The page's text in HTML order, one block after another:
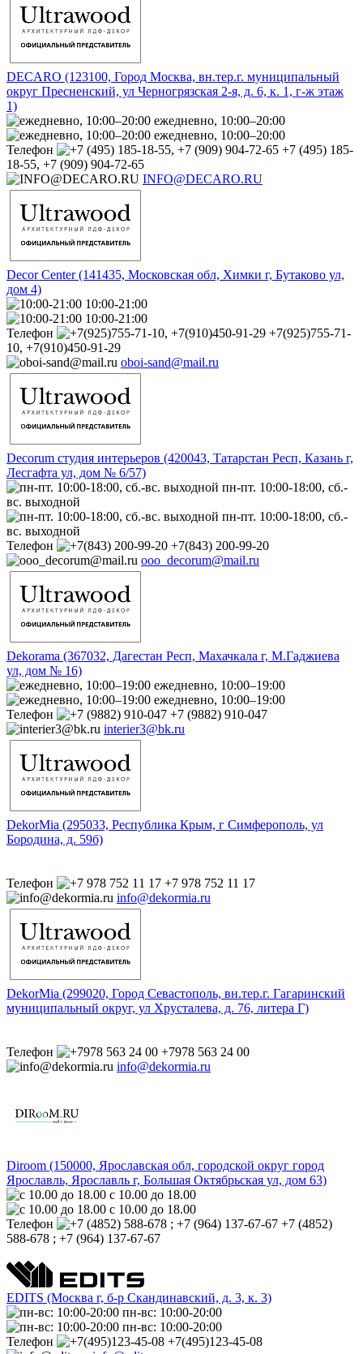
DECARO (123100, Город Москва, вн.тер.г. муниципальный
округ Пресненский, ул Черногрязская 2-я, д. 6, к. 1, г-ж этаж
1)
ежедневно, 10:00–20:00
ежедневно, 10:00–20:00
Телефон
+7 (495) 185-
18-55, +7 (909) 904-72-65
INFO@DECARO.RU
Decor Center (141435, Московская обл, Химки г, Бутаково ул,
дом 4)
10:00-21:00
10:00-21:00
Телефон
+7(925)755-71-
10, +7(910)450-91-29
oboi-sand@mail.ru
Decorum студия интерьеров (420043, Татарстан Респ, Казань г,
Лесгафта ул, дом № 6/57)
пн-пт. 10:00-18:00, сб.-
вс. выходной
пн-пт. 10:00-18:00, сб.-
вс. выходной
Телефон
+7(843) 200-99-20
ooo_decorum@mail.ru
Dekorama (367032, Дагестан Респ, Махачкала г, М.Гаджиева
ул, дом № 16)
ежедневно, 10:00–19:00
ежедневно, 10:00–19:00
Телефон
+7 (9882) 910-047
interier3@bk.ru
DekorMia (295033, Республика Крым, г Симферополь, ул
Бородина, д. 59б)
Телефон
+7 978 752 11 17
info@dekormia.ru
DekorMia (299020, Город Севастополь, вн.тер.г. Гагаринский
муниципальный округ, ул Хрусталева, д. 76, литера Г)
Телефон
+7978 563 24 00
info@dekormia.ru
Diroom (150000, Ярославская обл, городской округ город
Ярославль, Ярославль г, Большая Октябрьская ул, дом 63)
с 10.00 до 18.00
с 10.00 до 18.00
Телефон
+7 (4852)
588-678 ; +7 (964) 137-67-67
EDITS (Москва г, б-р Cкандинавский, д. 3, к. 3)
пн-вс: 10:00-20:00
пн-вс: 10:00-20:00
Телефон
+7(495)123-45-08